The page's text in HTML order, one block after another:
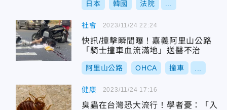
日本 韓國 法院
社會
快訊/撞擊瞬間曝！嘉義阿里山公路
「騎士撞車血流滿地」送醫不治
阿里山公路 OHCA 撞車
2023/11/24 22:24
健康
臭蟲在台灣恐大流行！學者憂：「入
2023/11/24 17:16